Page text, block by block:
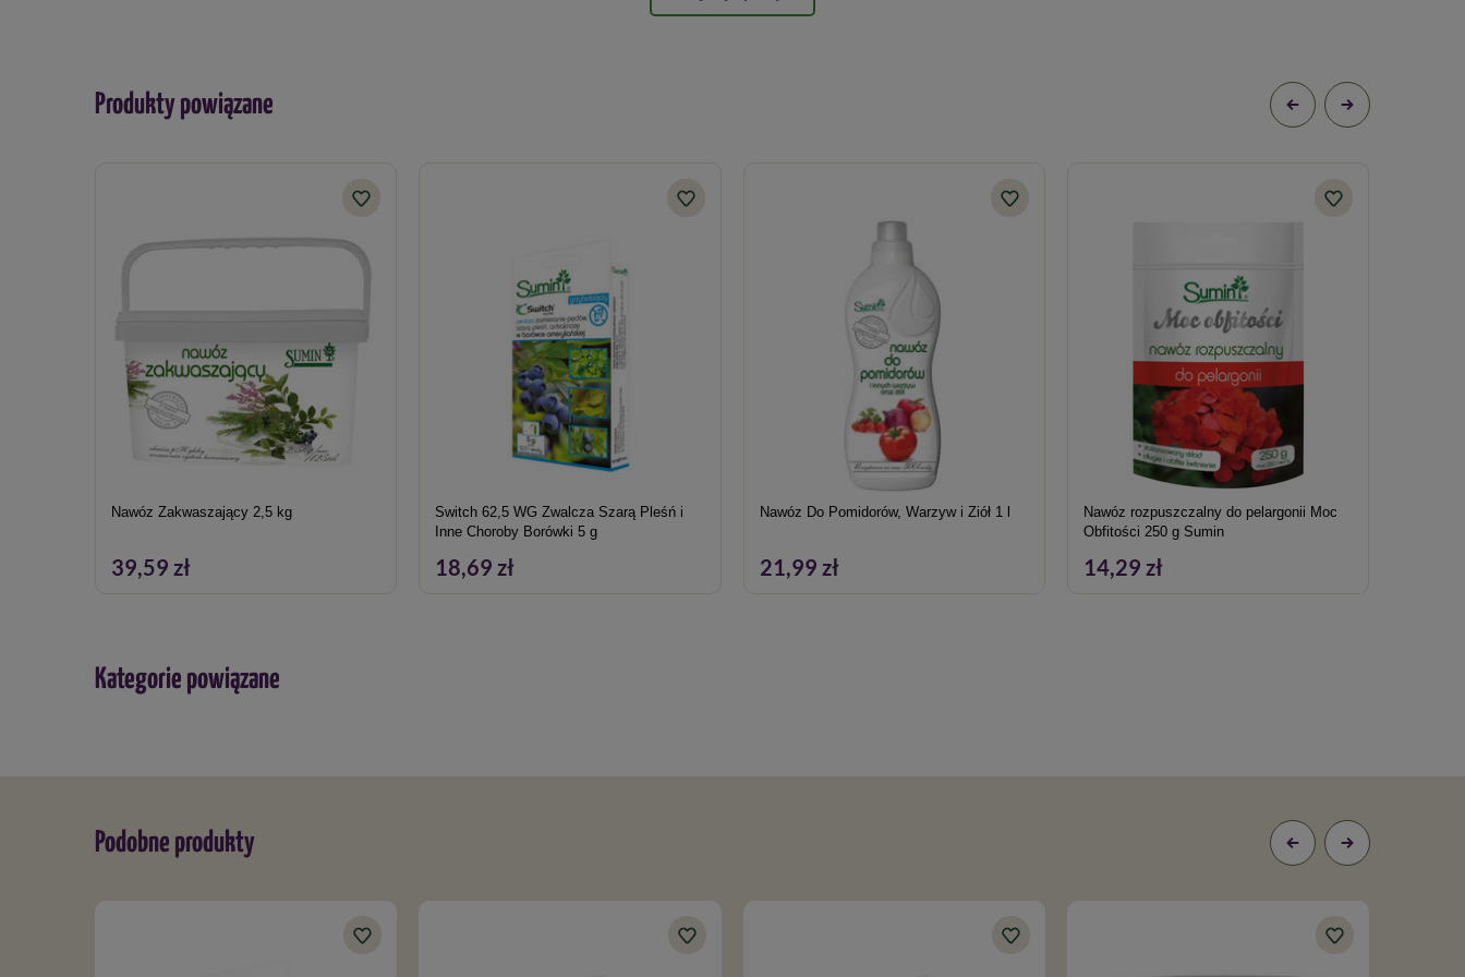
Produkty powiązane
Nawóz Zakwaszający 2,5 kg
39,59 zł
Switch 62,5 WG Zwalcza Szarą Pleśń i
Inne Choroby Borówki 5 g
18,69 zł
Nawóz Do Pomidorów, Warzyw i Ziół 1 l
21,99 zł
Nawóz rozpuszczalny do pelargonii Moc
Obfitości 250 g Sumin
14,29 zł
Kategorie powiązane
Podobne produkty